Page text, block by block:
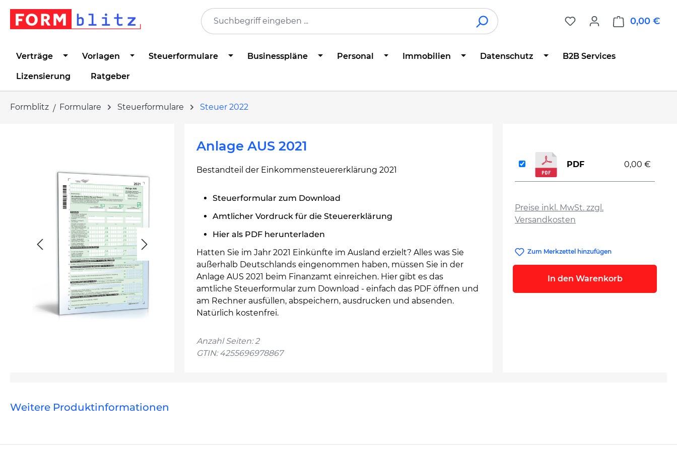
Zur Hauptnavigation springen
0,00 €
Verträge Vorlagen Steuerformulare Businesspläne Personal Immobilien Datenschutz B2B Services
Lizensierung Ratgeber
Formblitz Formulare Steuerformulare Steuer 2022
Anlage AUS 2021
Bestandteil der Einkommensteuererklärung 2021
Steuerformular zum Download
Amtlicher Vordruck für die Steuererklärung
Hier als PDF herunterladen
Hatten Sie im Jahr 2021 Einkünfte im Ausland erzielt? Alles was Sie
außerhalb Deutschlands eingenommen haben, müssen Sie in der
Anlage AUS 2021 beim Finanzamt einreichen. Hier gibt es das
amtliche Steuerformular zum Download - einfach das PDF öffnen und
am Rechner ausfüllen, abspeichern, ausdrucken und absenden.
Natürlich kostenfrei.
Anzahl Seiten: 2
GTIN: 4255696978867
Preise inkl. MwSt. zzgl.
Versandkosten
PDF 0,00 €
Zum Merkzettel hinzufügen
In den Warenkorb
Weitere Produktinformationen